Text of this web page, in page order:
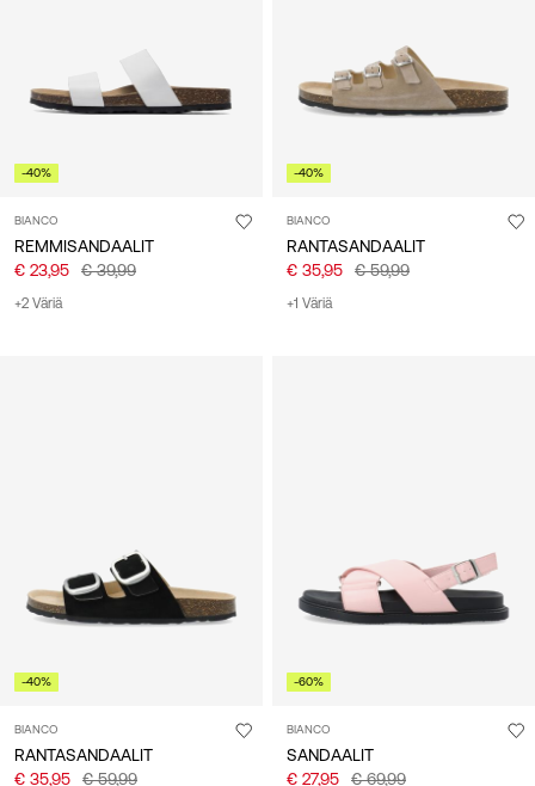
-40%
BIANCO
REMMISANDAALIT
€ 23,95
€ 39,99
+2 Väriä
-40%
BIANCO
RANTASANDAALIT
€ 35,95
€ 59,99
+1 Väriä
-40%
BIANCO
RANTASANDAALIT
€ 35,95
€ 59,99
-60%
BIANCO
SANDAALIT
€ 27,95
€ 69,99